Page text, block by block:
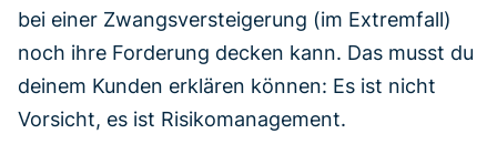
bei einer Zwangsversteigerung (im Extremfall)
noch ihre Forderung decken kann. Das musst du
deinem Kunden erklären können: Es ist nicht
Vorsicht, es ist Risikomanagement.